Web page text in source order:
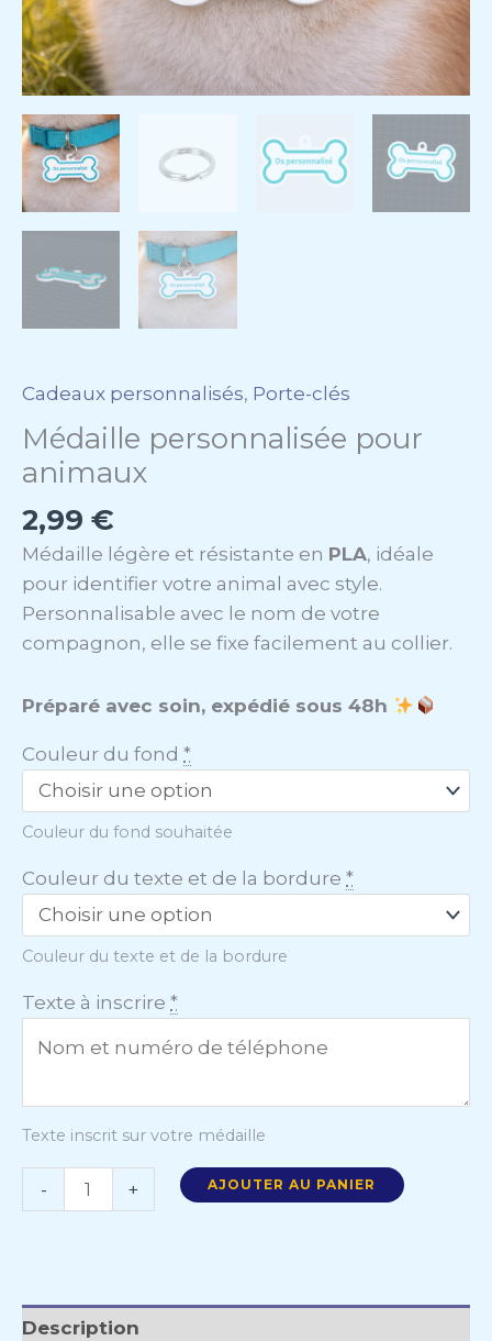
Cadeaux personnalisés, Porte-clés
Médaille personnalisée pour
animaux
2,99 €
Médaille légère et résistante en PLA, idéale
pour identifier votre animal avec style.
Personnalisable avec le nom de votre
compagnon, elle se fixe facilement au collier.
Préparé avec soin, expédié sous 48h
Couleur du fond *
Couleur du fond souhaitée
Couleur du texte et de la bordure *
Couleur du texte et de la bordure
Texte à inscrire *
Texte inscrit sur votre médaille
- + AJOUTER AU PANIER
Description